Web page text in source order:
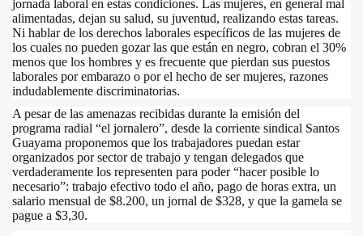
jornada laboral en estas condiciones. Las mujeres, en general mal
alimentadas, dejan su salud, su juventud, realizando estas tareas.
Ni hablar de los derechos laborales específicos de las mujeres de
los cuales no pueden gozar las que están en negro, cobran el 30%
menos que los hombres y es frecuente que pierdan sus puestos
laborales por embarazo o por el hecho de ser mujeres, razones
indudablemente discriminatorias.
A pesar de las amenazas recibidas durante la emisión del
programa radial “el jornalero”, desde la corriente sindical Santos
Guayama proponemos que los trabajadores puedan estar
organizados por sector de trabajo y tengan delegados que
verdaderamente los representen para poder “hacer posible lo
necesario”: trabajo efectivo todo el año, pago de horas extra, un
salario mensual de $8.200, un jornal de $328, y que la gamela se
pague a $3,30.